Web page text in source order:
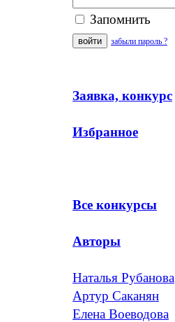
Запомнить
забыли пароль ?
Заявка, конкурс
Избранное
Все конкурсы
Авторы
Наталья Рубанова
Артур Саканян
Елена Воеводова